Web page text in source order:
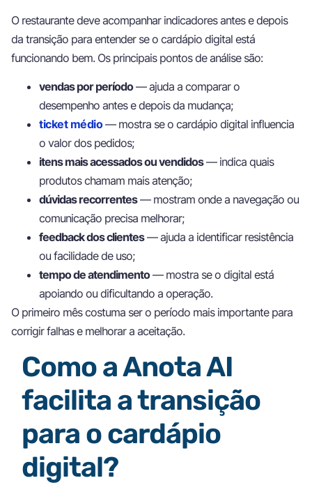
O restaurante deve acompanhar indicadores antes e depois
da transição para entender se o cardápio digital está
funcionando bem. Os principais pontos de análise são:
vendas por período— ajuda a comparar o
desempenho antes e depois da mudança;
ticket médio— mostra se o cardápio digital influencia
o valor dos pedidos;
itens mais acessados ou vendidos— indica quais
produtos chamam mais atenção;
dúvidas recorrentes— mostram onde a navegação ou
comunicação precisa melhorar;
feedback dos clientes— ajuda a identificar resistência
ou facilidade de uso;
tempo de atendimento— mostra se o digital está
apoiando ou dificultando a operação.
O primeiro mês costuma ser o período mais importante para
corrigir falhas e melhorar a aceitação.
Como a Anota AI
facilita a transição
para o cardápio
digital?